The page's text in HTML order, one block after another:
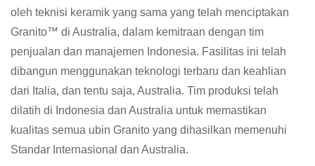
oleh teknisi keramik yang sama yang telah menciptakan
Granito™ di Australia, dalam kemitraan dengan tim
penjualan dan manajemen Indonesia. Fasilitas ini telah
dibangun menggunakan teknologi terbaru dan keahlian
dari Italia, dan tentu saja, Australia. Tim produksi telah
dilatih di Indonesia dan Australia untuk memastikan
kualitas semua ubin Granito yang dihasilkan memenuhi
Standar Internasional dan Australia.